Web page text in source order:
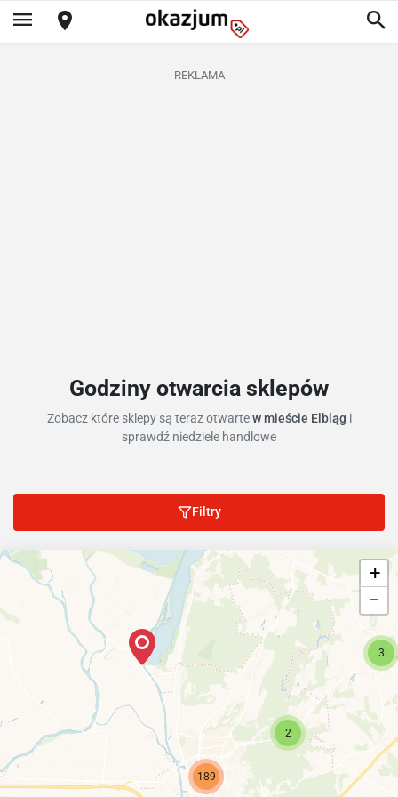
REKLAMA
Godziny otwarcia sklepów
Zobacz które sklepy są teraz otwartew mieście Elbląg i
sprawdź niedziele handlowe
Filtry
2
3
189
+
−